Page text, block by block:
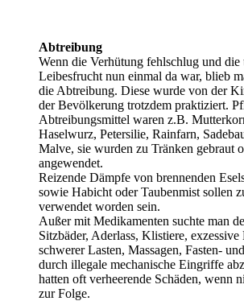
Abtreibung
Wenn die Verhütung fehlschlug und die
Leibesfrucht nun einmal da war, blieb
die Abtreibung. Diese wurde von der
der Bevölkerung trotzdem praktiziert.
Abtreibungsmittel waren z.B.
Haselwurz, Petersilie, Rainfarn,
Malve, sie wurden zu Tränken gebraut
angewendet.
Reizende Dämpfe von brennenden
sowie Habicht oder Taubenmist sollen
verwendet worden sein.
Außer mit Medikamenten suchte man
Sitzbäder, Aderlass, Klistiere,
schwerer Lasten, Massagen, Fasten-
durch illegale mechanische Eingriffe
hatten oft verheerende Schäden, wenn
zur Folge.